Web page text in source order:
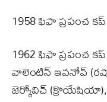
1958 ఫిఫా ప్రపంచ
1962 ఫిఫా ప్రపంచ
వాలెంటిన్ ఇవనోవ్
జెర్కోవిచ్